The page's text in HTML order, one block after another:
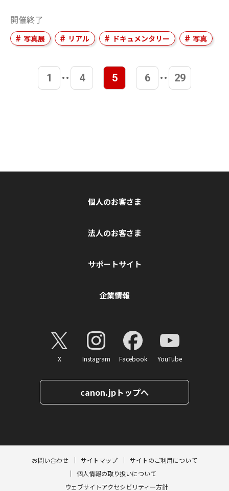
開催終了
写真展 リアル ドキュメンタリー 写真
1 4 5 6 29
個人のお客さま
法人のお客さま
サポートサイト
企業情報
X Instagram Facebook YouTube
canon.jpトップへ
お問い合わせ サイトマップ
サイトのご利用について
個人情報の取り扱いについて
ウェブサイトアクセシビリティー方針